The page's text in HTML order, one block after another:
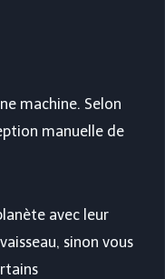
machine. Selon
manuelle de
avec leur
sinon vous